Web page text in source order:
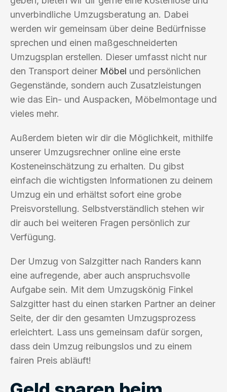
unverbindliche Umzugsberatung an. Dabei
werden wir gemeinsam über deine Bedürfnisse
sprechen und einen maßgeschneiderten
Umzugsplan erstellen. Dieser umfasst nicht nur
den Transport deiner Möbel und persönlichen
Gegenstände, sondern auch Zusatzleistungen
wie das Ein- und Auspacken, Möbelmontage und
vieles mehr.
Außerdem bieten wir dir die Möglichkeit, mithilfe
unserer Umzugsrechner online eine erste
Kosteneinschätzung zu erhalten. Du gibst
einfach die wichtigsten Informationen zu deinem
Umzug ein und erhältst sofort eine grobe
Preisvorstellung. Selbstverständlich stehen wir
dir auch bei weiteren Fragen persönlich zur
Verfügung.
Der Umzug von Salzgitter nach Randers kann
eine aufregende, aber auch anspruchsvolle
Aufgabe sein. Mit dem Umzugskönig Finkel
Salzgitter hast du einen starken Partner an deiner
Seite, der dir den gesamten Umzugsprozess
erleichtert. Lass uns gemeinsam dafür sorgen,
dass dein Umzug reibungslos und zu einem
fairen Preis abläuft!